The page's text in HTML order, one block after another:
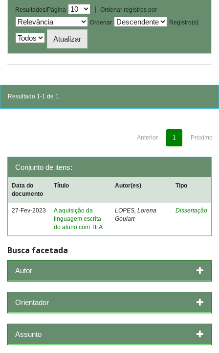
Resultados/Página |
Ordenar registros por
Ordenar
Registro(s)
Resultado 1-1 de 1.
Anterior 1 Próximo
Conjunto de itens:
Data do
documento
Título Autor(es) Tipo
27-Fev-2023
A aquisição da
linguagem escrita
do aluno com TEA
LOPES, Lorena
Goulart
Dissertação
Busca facetada
Autor
Orientador
Assunto